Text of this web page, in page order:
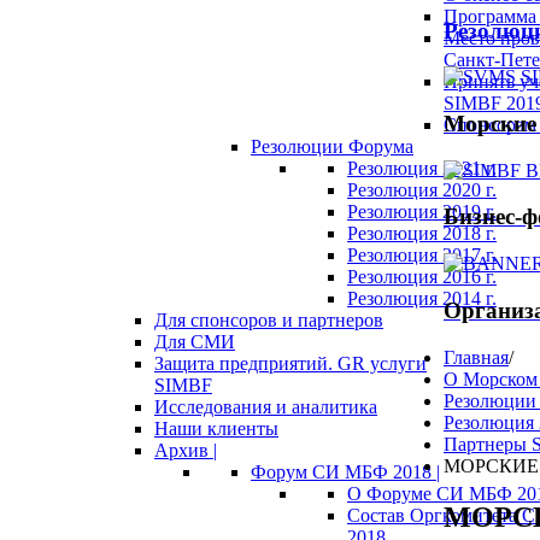
Программа
Место
Санкт-
Принять
SIMBF
Спонсорам
Резолюции Форума
Резолюция 2021 г.
Резолюция 2020 г.
Резолюция 2019 г.
Резолюция 2018 г.
Резолюция 2017 г.
Резолюция 2016 г.
Резолюция 2014 г.
Для спонсоров и партнеров
Для СМИ
Защита предприятий. GR услуги
SIMBF
Исследования и аналитика
Наши клиенты
Архив |
Форум СИ МБФ 2018 |
О Форуме СИ МБФ
Состав Оргкомитета
Бизнес-
Главная/
О
Резолюция
Партнеры